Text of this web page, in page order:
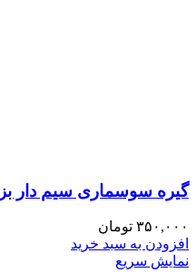
گیره سوسماری سیم دار بزرگ
۳۵۰,۰۰۰ تومان
افزودن به سبد خرید
نمایش سریع